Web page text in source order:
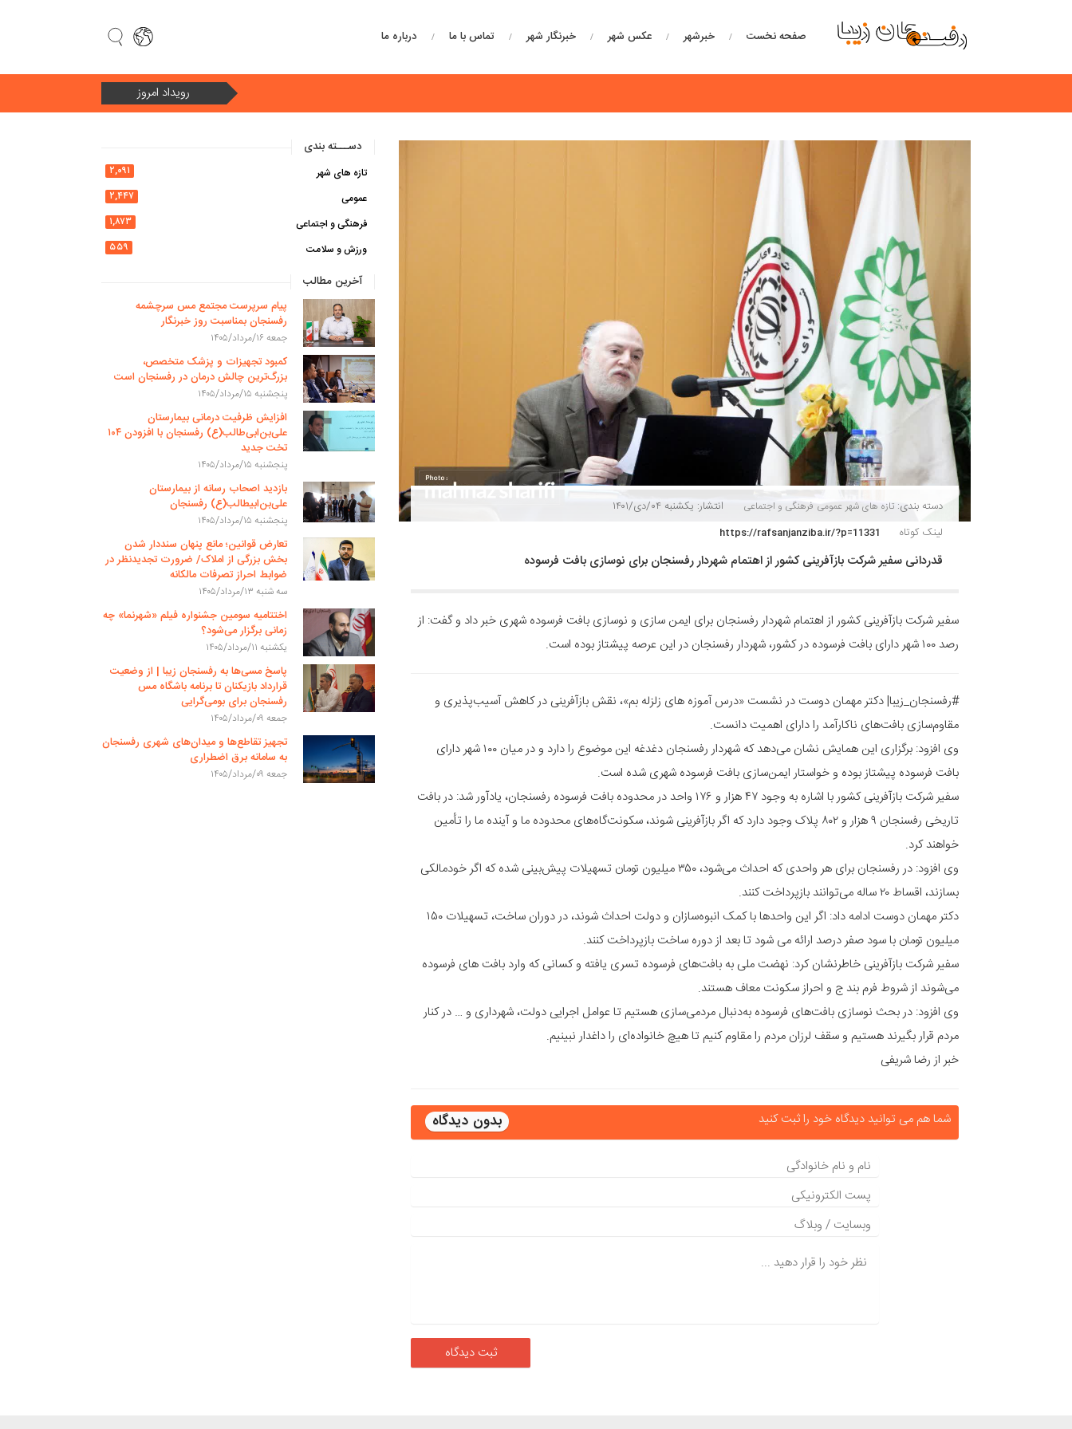
صفحه نخست خبرشهر عکس شهر خبرنگار شهر تماس با ما درباره ما
رویداد امروز
دسته بندی: تازه های شهر عمومی فرهنگی و اجتماعی
انتشار: یکشنبه ۰۴/دی/۱۴۰۱
لینک کوتاه
https://rafsanjanziba.ir/?p=11331
قدردانی سفیر شرکت بازآفرینی کشور از اهتمام شهردار رفسنجان برای نوسازی بافت فرسوده
سفیر شرکت بازآفرینی کشور از اهتمام شهردار رفسنجان برای ایمن سازی و نوسازی بافت فرسوده شهری خبر داد و گفت: از
رصد ۱۰۰ شهر دارای بافت‌ فرسوده در کشور، شهردار رفسنجان در این عرصه پیشتاز بوده است.
#رفسنجان_زیبا| دکتر مهمان دوست در نشست «درس آموزه های زلزله بم»، نقش بازآفرینی در کاهش آسیب‌پذیری و
مقاوم‌سازی بافت‌های ناکارآمد را دارای اهمیت دانست.
وی افزود: برگزاری این همایش نشان می‌دهد که شهردار رفسنجان دغدغه این موضوع را دارد و در میان ۱۰۰ شهر دارای
بافت فرسوده پیشتاز بوده و خواستار ایمن‌سازی بافت فرسوده شهری شده است.
سفیر شرکت بازآفرینی کشور با اشاره به وجود ۴۷ هزار و ۱۷۶ واحد در محدوده بافت‌ فرسوده رفسنجان، یادآور شد: در بافت‌
تاریخی رفسنجان ۹ هزار و ۸۰۲ پلاک وجود دارد که اگر بازآفرینی شوند، سکونت‌گاه‌های محدوده‌ ما و آینده ما را تأمین
خواهند کرد.
وی افزود: در رفسنجان برای هر واحدی که احداث می‌شود، ۳۵۰ میلیون تومان تسهیلات پیش‌بینی شده که اگر خودمالکی
بسازند، اقساط ۲۰ ساله می‌توانند بازپرداخت کنند.
دکتر مهمان دوست ادامه داد: اگر این واحدها با کمک انبوه‌سازان و دولت احداث شوند، در دوران ساخت، تسهیلات ۱۵۰
میلیون تومان با سود صفر درصد ارائه می شود تا بعد از دوره ساخت بازپرداخت کنند.
سفیر شرکت بازآفرینی خاطرنشان کرد: نهضت ملی به بافت‌های فرسوده تسری یافته و کسانی که وارد بافت های فرسوده
می‌شوند از شروط فرم بند ج و احراز سکونت معاف هستند.
وی افزود: در بحث نوسازی بافت‌های فرسوده به‌دنبال مردمی‌سازی هستیم تا عوامل اجرایی دولت، شهرداری و … در کنار
مردم قرار بگیرند هستیم و سقف لرزان مردم را مقاوم کنیم تا هیچ خانواده‌ای را داغدار نبینیم.
خبر از رضا شریفی
شما هم می توانید دیدگاه خود را ثبت کنید
دســـته بندی
تازه های شهر
۲,۰۹۱
عمومی
۲,۴۴۷
فرهنگی و اجتماعی
۱,۸۷۳
ورزش و سلامت
۵۵۹
آخرین مطالب
پیام سرپرست مجتمع مس سرچشمه
رفسنجان بمناسبت روز خبرنگار
جمعه ۱۶/مرداد/۱۴۰۵
کمبود تجهیزات و پزشک متخصص،
بزرگ‌ترین چالش درمان در رفسنجان است
پنجشنبه ۱۵/مرداد/۱۴۰۵
افزایش ظرفیت درمانی بیمارستان
علی‌بن‌ابی‌طالب(ع) رفسنجان با افزودن ۱۰۴
تخت جدید
پنجشنبه ۱۵/مرداد/۱۴۰۵
بازدید اصحاب رسانه از بیمارستان
علی‌بن‌ابیطالب(ع) رفسنجان
پنجشنبه ۱۵/مرداد/۱۴۰۵
تعارض قوانین؛ مانع پنهان سنددار شدن
بخش بزرگی از املاک/ ضرورت تجدیدنظر در
ضوابط احراز تصرفات مالکانه
سه شنبه ۱۳/مرداد/۱۴۰۵
اختتامیه سومین جشنواره فیلم «شهرنما» چه
زمانی برگزار می‌شود؟
یکشنبه ۱۱/مرداد/۱۴۰۵
پاسخ مسی‌ها به رفسنجان زیبا | از وضعیت
قرارداد بازیکنان تا برنامه باشگاه مس
رفسنجان برای بومی‌گرایی
جمعه ۰۹/مرداد/۱۴۰۵
تجهیز تقاطع‌ها و میدان‌های شهری رفسنجان
به سامانه برق اضطراری
جمعه ۰۹/مرداد/۱۴۰۵